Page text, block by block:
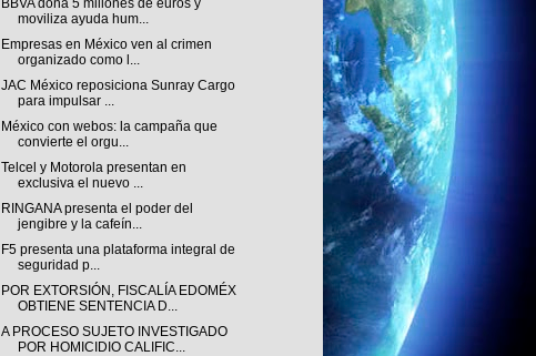
BBVA dona 5 millones de euros y
moviliza ayuda hum...
Empresas en México ven al crimen
organizado como l...
JAC México reposiciona Sunray Cargo
para impulsar ...
México con webos: la campaña que
convierte el orgu...
Telcel y Motorola presentan en
exclusiva el nuevo ...
RINGANA presenta el poder del
jengibre y la cafeín...
F5 presenta una plataforma integral de
seguridad p...
POR EXTORSIÓN, FISCALÍA EDOMÉX
OBTIENE SENTENCIA D...
A PROCESO SUJETO INVESTIGADO
POR HOMICIDIO CALIFIC...